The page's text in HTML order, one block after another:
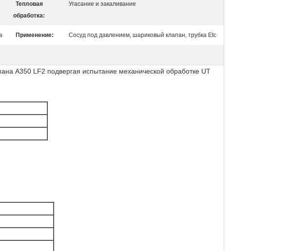
Тепловая
обработка:
Угасание и закаливание
Применение: Сосуд под давлением, шариковый клапан, трубка Etc
A350 LF2 подвергая испытание механической обработке UT